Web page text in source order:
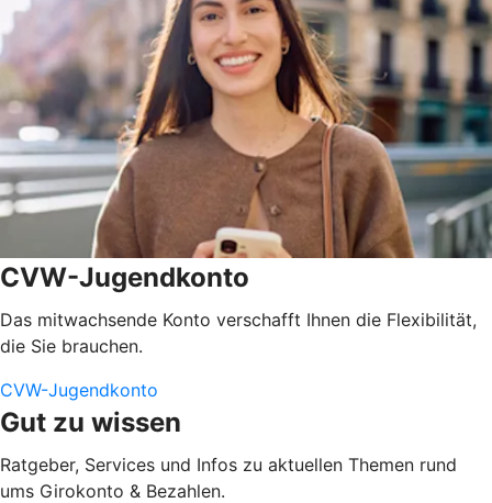
CVW-Jugendkonto
Das mitwachsende Konto verschafft Ihnen die Flexibilität,
die Sie brauchen.
CVW-Jugendkonto
Gut zu wissen
Ratgeber, Services und Infos zu aktuellen Themen rund
ums Girokonto & Bezahlen.